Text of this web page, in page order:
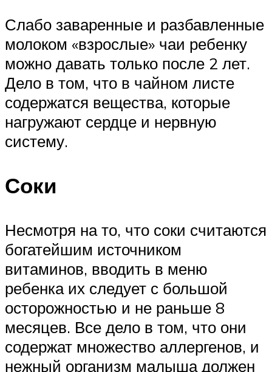
Слабо заваренные и разбавленные
молоком «взрослые» чаи ребенку
можно давать только после 2 лет.
Дело в том, что в чайном листе
содержатся вещества, которые
нагружают сердце и нервную
систему.
Соки
Несмотря на то, что соки считаются
богатейшим источником
витаминов, вводить в меню
ребенка их следует с большой
осторожностью и не раньше 8
месяцев. Все дело в том, что они
содержат множество аллергенов, и
нежный организм малыша должен